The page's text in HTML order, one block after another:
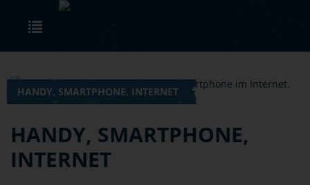
Skip to main content
HANDY, SMARTPHONE, INTERNET
HANDY, SMARTPHONE,
INTERNET